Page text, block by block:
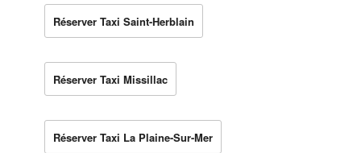
Réserver Taxi Saint-Herblain
Réserver Taxi Missillac
Réserver Taxi La Plaine-Sur-Mer